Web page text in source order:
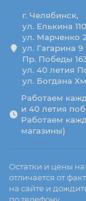
г. Челябинск,
ул. Елькина 110
ул. Марченко
ул. Гагарина 9
Пр. Победы
ул. 40 летия
ул. Богдана
Работаем
и 40 летия
Работаем
магазины)
Остатки и цены
отличается от
на сайте и